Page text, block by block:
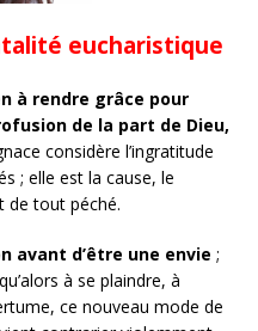
eucharistique
à rendre grâce pour
de la part de Dieu,
considère l’ingratitude
; elle est la cause, le
de tout péché.
avant d’être une envie ;
à se plaindre, à
ce nouveau mode de